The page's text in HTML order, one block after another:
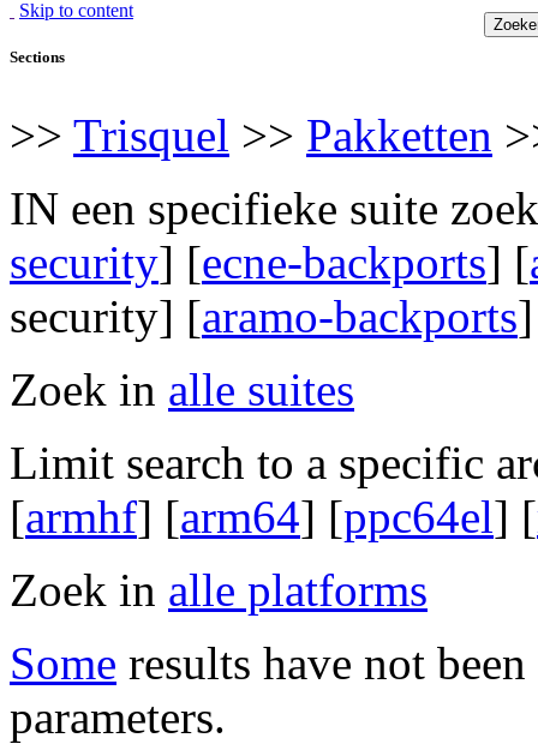
Skip to content
Sections
>> Trisquel >> Pakketten
IN een specifieke suite
security] [ecne-backports] [
security] [aramo-backports]
Zoek in alle suites
Limit search to a specific
[armhf] [arm64] [ppc64el] [
Zoek in alle platforms
Some results have not
parameters.